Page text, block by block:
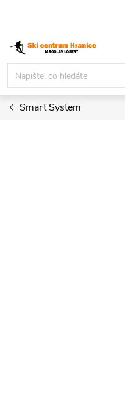
obsah
Smart System